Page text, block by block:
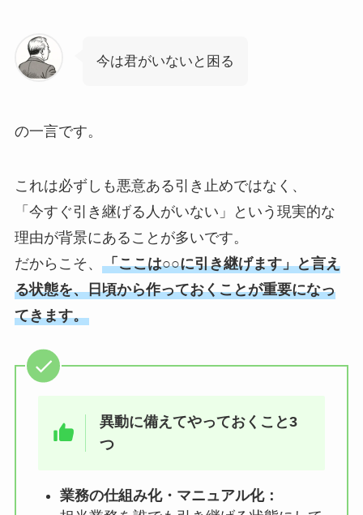
今は君がいないと困る
の一言です。
これは必ずしも悪意ある引き止めではなく、
「今すぐ引き継げる人がいない」という現実的な
理由が背景にあることが多いです。
だからこそ、 「ここは○○に引き継げます」と言え
る状態を、日頃から作っておくことが重要になっ
てきます。
異動に備えてやっておくこと3
つ
業務の仕組み化・マニュアル化：